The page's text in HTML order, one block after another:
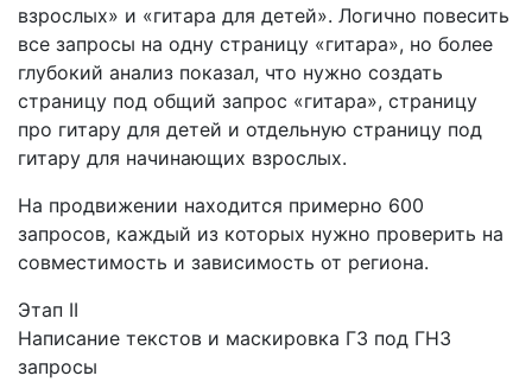
взрослых» и «гитара для детей». Логично повесить
все запросы на одну страницу «гитара», но более
глубокий анализ показал, что нужно создать
страницу под общий запрос «гитара», страницу
про гитару для детей и отдельную страницу под
гитару для начинающих взрослых.
На продвижении находится примерно 600
запросов, каждый из которых нужно проверить на
совместимость и зависимость от региона.
Этап II
Написание текстов и маскировка ГЗ под ГНЗ
запросы